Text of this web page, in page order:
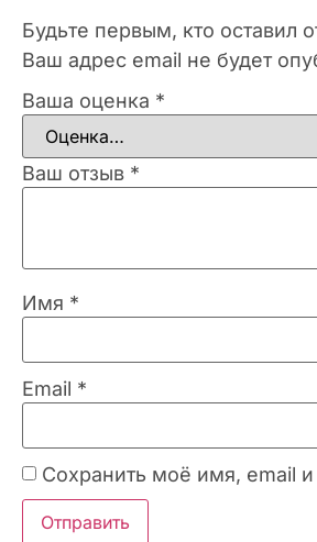
Будьте первым, кто оставил
Ваш адрес email не будет
Ваша оценка *
Ваш отзыв *
Имя *
Email *
Сохранить моё имя, email